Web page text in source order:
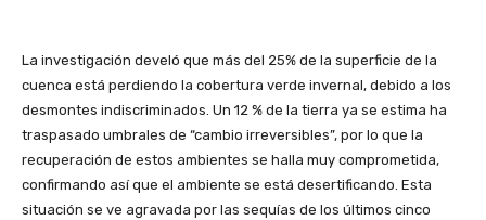
La investigación develó que más del 25% de la superficie de la
cuenca está perdiendo la cobertura verde invernal, debido a los
desmontes indiscriminados. Un 12 % de la tierra ya se estima ha
traspasado umbrales de “cambio irreversibles”, por lo que la
recuperación de estos ambientes se halla muy comprometida,
confirmando así que el ambiente se está desertificando. Esta
situación se ve agravada por las sequías de los últimos cinco